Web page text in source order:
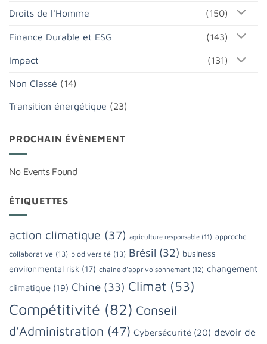
Droits de l'Homme (150)
Finance Durable et ESG (143)
Impact (131)
Non Classé (14)
Transition énergétique (23)
PROCHAIN ÉVÈNEMENT
No Events Found
ÉTIQUETTES
action climatique (37) agriculture responsable (11) approche
collaborative (13) biodiversité (13) Brésil (32) business
environmental risk (17) chaine d'apprivoisonnement (12) changement
climatique (19) Chine (33) Climat (53)
Compétitivité (82) Conseil
d’Administration (47) Cybersécurité (20) devoir de